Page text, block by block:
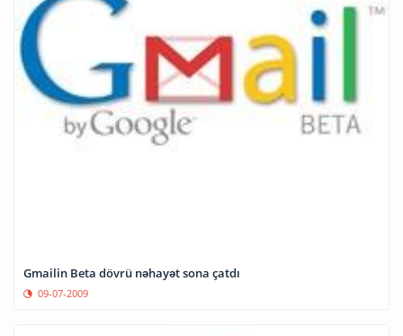
Gmailin Beta dövrü nəhayət sona çatdı
09-07-2009